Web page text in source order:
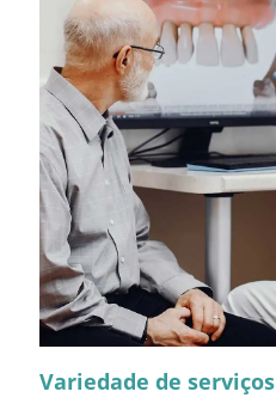
Variedade de serviços